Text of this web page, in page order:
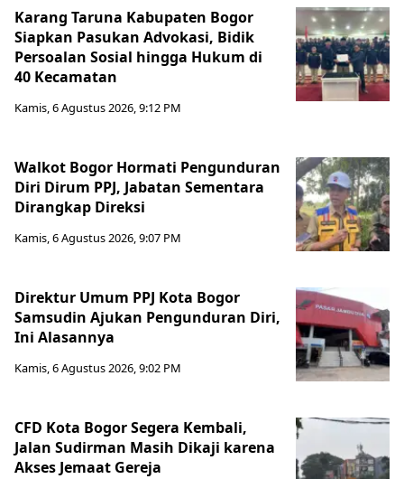
Karang Taruna Kabupaten Bogor
Siapkan Pasukan Advokasi, Bidik
Persoalan Sosial hingga Hukum di
40 Kecamatan
Kamis, 6 Agustus 2026, 9:12 PM
Walkot Bogor Hormati Pengunduran
Diri Dirum PPJ, Jabatan Sementara
Dirangkap Direksi
Kamis, 6 Agustus 2026, 9:07 PM
Direktur Umum PPJ Kota Bogor
Samsudin Ajukan Pengunduran Diri,
Ini Alasannya
Kamis, 6 Agustus 2026, 9:02 PM
CFD Kota Bogor Segera Kembali,
Jalan Sudirman Masih Dikaji karena
Akses Jemaat Gereja